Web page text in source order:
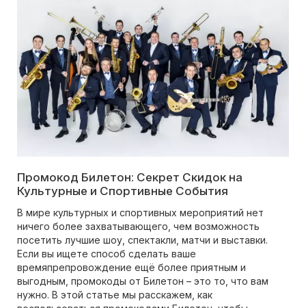
Промокод Билетон: Секрет Скидок на
Культурные и Спортивные События
В мире культурных и спортивных мероприятий нет
ничего более захватывающего, чем возможность
посетить лучшие шоу, спектакли, матчи и выставки.
Если вы ищете способ сделать ваше
времяпрепровождение ещё более приятным и
выгодным, промокоды от Билетон – это то, что вам
нужно. В этой статье мы расскажем, как